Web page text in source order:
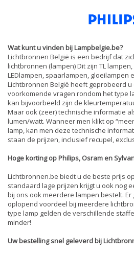
Wat kunt u vinden bij Lampbelgie.be?
Lichtbronnen België is een bedrijf dat
lichtbronnen (lampen) Dit zijn TL
LEDlampen, spaarlampen, gloeilampen
Lichtbronnen België heeft geprobeerd
voorkomende vragen rondom het type
kan bijvoorbeeld zijn de
Maar ook (zeer) technische informatie
lumen/watt. Wanneer men klikt op
lamp, kan men deze technische
staan de prijzen, inclusief recupel,
Hoge korting op Philips, Osram en
Lichtbronnen.be biedt u de beste prijs
standaard lage prijzen krijgt u ook nog
bij ons ook meerdere lampen bestelt.
oplopend voordeel bij meerdere
type lamp gelden de verschillende
minder!
Uw bestelling snel geleverd bij